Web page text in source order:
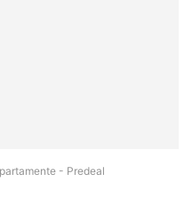
- Predeal